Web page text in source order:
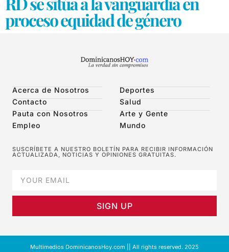
proceso equidad de género
Acerca de Nosotros
Contacto
Pauta con Nosotros
Empleo
Deportes
Salud
Arte y Gente
Mundo
SUSCRÍBETE A NUESTRO BOLETÍN PARA RECIBIR INFORMACIÓN
ACTUALIZADA, NOTICIAS Y OPINIONES GRATUITAS.
SIGN UP
Multimedios DominicanosHoy.com || All rights reserved. 2025